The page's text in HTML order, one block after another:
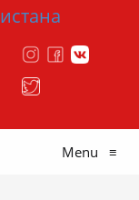
Menu ≡